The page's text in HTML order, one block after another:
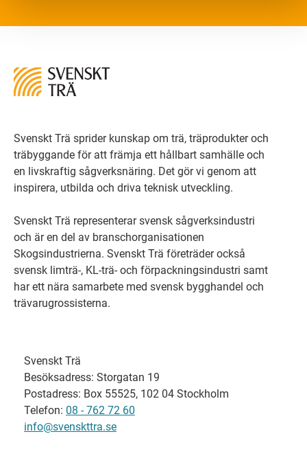
Svenskt Trä sprider kunskap om trä, träprodukter och
träbyggande för att främja ett hållbart samhälle och
en livskraftig sågverksnäring. Det gör vi genom att
inspirera, utbilda och driva teknisk utveckling.
Svenskt Trä representerar svensk sågverksindustri
och är en del av branschorganisationen
Skogsindustrierna. Svenskt Trä företräder också
svensk limträ-, KL-trä- och förpackningsindustri samt
har ett nära samarbete med svensk bygghandel och
trävarugrossisterna.
Svenskt Trä
Besöksadress: Storgatan 19
Postadress: Box 55525, 102 04 Stockholm
Telefon: 08 - 762 72 60
info@svenskttra.se